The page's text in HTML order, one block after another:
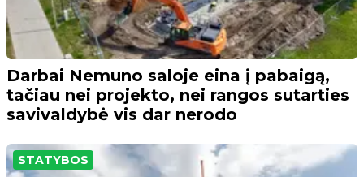
Darbai Nemuno saloje eina į pabaigą,
tačiau nei projekto, nei rangos sutarties
savivaldybė vis dar nerodo
STATYBOS